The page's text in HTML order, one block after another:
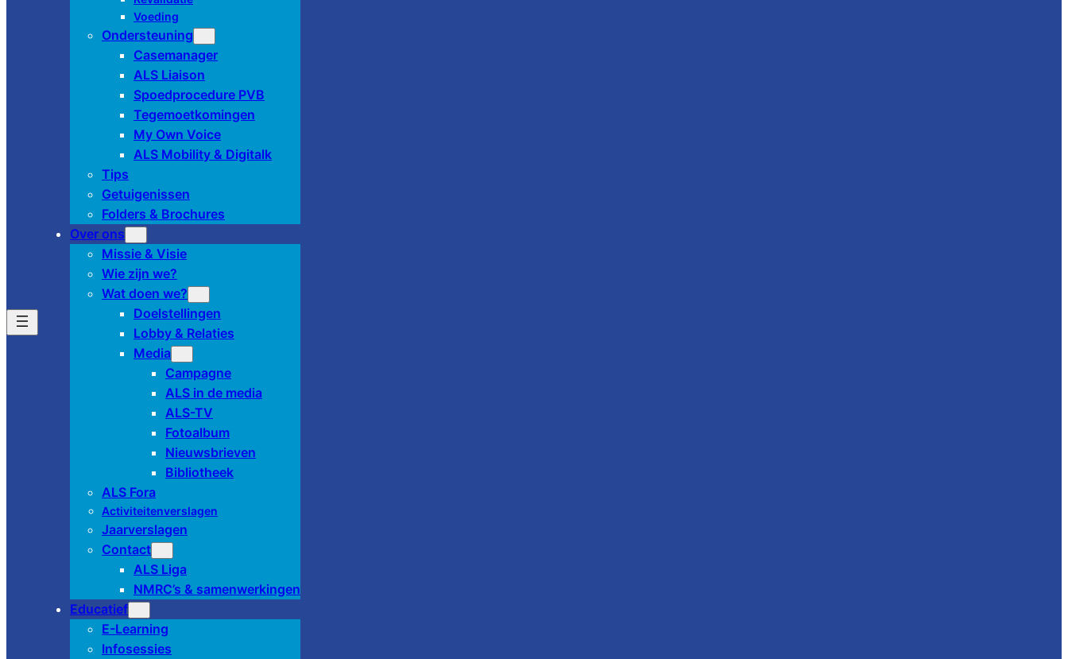
Voeding
Ondersteuning
Casemanager
ALS Liaison
Spoedprocedure PVB
Tegemoetkomingen
My Own Voice
ALS Mobility & Digitalk
Tips
Getuigenissen
Folders & Brochures
Over ons
Missie & Visie
Wie zijn we?
Wat doen we?
Doelstellingen
Lobby & Relaties
Media
Campagne
ALS in de media
ALS-TV
Fotoalbum
Nieuwsbrieven
Bibliotheek
ALS Fora
Activiteitenverslagen
Jaarverslagen
Contact
ALS Liga
NMRC’s & samenwerkingen
Educatief
E-Learning
Infosessies